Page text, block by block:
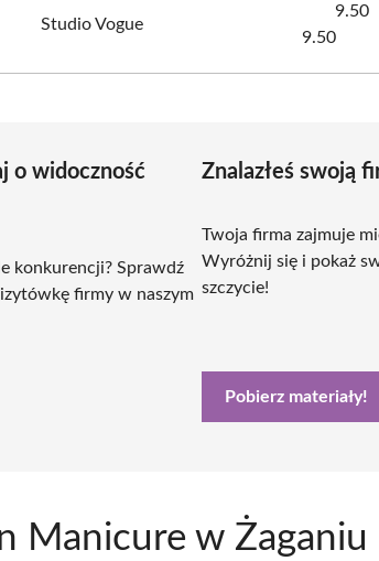
Studio Vogue
9.50
9.50
o widoczność
konkurencji? Sprawdź
firmy w naszym
Znalazłeś swoją
Twoja firma zajmuje
Wyróżnij się i pokaż
szczycie!
Pobierz materiały!
Manicure w